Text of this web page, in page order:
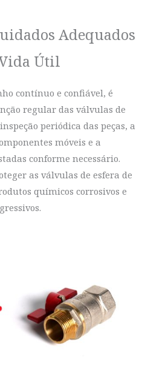
Adequados
Útil
contínuo e confiável, é
regular das válvulas de
periódica das peças, a
móveis e a
conforme necessário.
as válvulas de esfera de
químicos corrosivos e